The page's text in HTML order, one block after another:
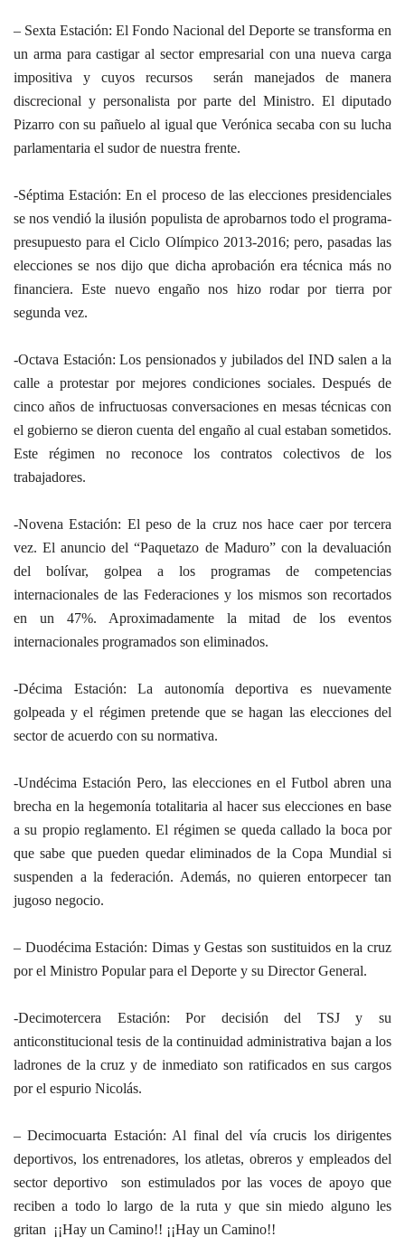
– Sexta Estación: El Fondo Nacional del Deporte se transforma en
un arma para castigar al sector empresarial con una nueva carga
impositiva y cuyos recursos serán manejados de manera
discrecional y personalista por parte del Ministro. El diputado
Pizarro con su pañuelo al igual que Verónica secaba con su lucha
parlamentaria el sudor de nuestra frente.
-Séptima Estación: En el proceso de las elecciones presidenciales
se nos vendió la ilusión populista de aprobarnos todo el programa-
presupuesto para el Ciclo Olímpico 2013-2016; pero, pasadas las
elecciones se nos dijo que dicha aprobación era técnica más no
financiera. Este nuevo engaño nos hizo rodar por tierra por
segunda vez.
-Octava Estación: Los pensionados y jubilados del IND salen a la
calle a protestar por mejores condiciones sociales. Después de
cinco años de infructuosas conversaciones en mesas técnicas con
el gobierno se dieron cuenta del engaño al cual estaban sometidos.
Este régimen no reconoce los contratos colectivos de los
trabajadores.
-Novena Estación: El peso de la cruz nos hace caer por tercera
vez. El anuncio del “Paquetazo de Maduro” con la devaluación
del bolívar, golpea a los programas de competencias
internacionales de las Federaciones y los mismos son recortados
en un 47%. Aproximadamente la mitad de los eventos
internacionales programados son eliminados.
-Décima Estación: La autonomía deportiva es nuevamente
golpeada y el régimen pretende que se hagan las elecciones del
sector de acuerdo con su normativa.
-Undécima Estación Pero, las elecciones en el Futbol abren una
brecha en la hegemonía totalitaria al hacer sus elecciones en base
a su propio reglamento. El régimen se queda callado la boca por
que sabe que pueden quedar eliminados de la Copa Mundial si
suspenden a la federación. Además, no quieren entorpecer tan
jugoso negocio.
– Duodécima Estación: Dimas y Gestas son sustituidos en la cruz
por el Ministro Popular para el Deporte y su Director General.
-Decimotercera Estación: Por decisión del TSJ y su
anticonstitucional tesis de la continuidad administrativa bajan a los
ladrones de la cruz y de inmediato son ratificados en sus cargos
por el espurio Nicolás.
– Decimocuarta Estación: Al final del vía crucis los dirigentes
deportivos, los entrenadores, los atletas, obreros y empleados del
sector deportivo son estimulados por las voces de apoyo que
reciben a todo lo largo de la ruta y que sin miedo alguno les
gritan ¡¡Hay un Camino!! ¡¡Hay un Camino!!